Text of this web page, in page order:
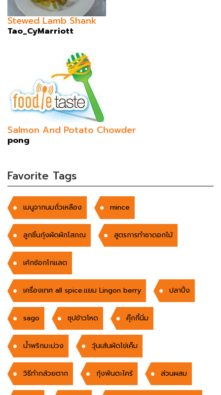
Stewed Lamb Shank
Tao_CyMarriott
Salmon And Potato Chowder
pong
Favorite Tags
เมนูจากนมถั่วเหลือง mince
ลูกชิ้นกุ้งผัดผักโสภณ สูตรการทำชาดอกไม้
เค้กช้อกโกแลต
เครื่องเทศ all spice.แยม Lingon berry ปลาปิ้ง
sago ซุปข้าวโหด คุ๊กกี้นิ่ม
น้ำพริกมะม่วง วุ้นเส้นผัดไข่เค็ม
วิธีทำกล้วยตาก กุ้งพันตะไคร้ ส่วนผสม